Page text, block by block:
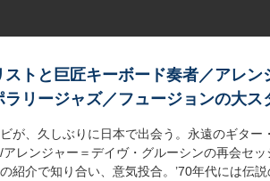
ストと巨匠キーボード奏者／アレン
ラリージャズ／フュージョンの大
が、久しぶりに日本で出会う。永遠のギタ
レンジャー＝デイヴ・グルーシンの再会セ
紹介で知り合い、意気投合。’70年代には伝